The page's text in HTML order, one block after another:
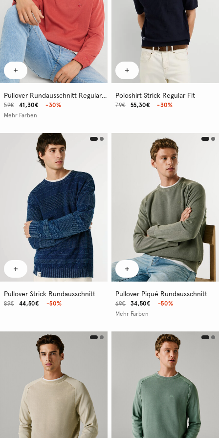
Pullover Rundausschnitt Regular Fit
41,30€
59€
-30%
Mehr Farben
Poloshirt Strick Regular Fit
55,30€
79€ -30%
Pullover Strick Rundausschnitt
44,50€
89€ -50%
Pullover Piqué Rundausschnitt
34,50€
69€
-50%
Mehr Farben